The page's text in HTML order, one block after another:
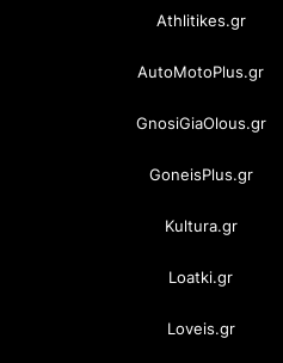
Athlitikes.gr
AutoMotoPlus.gr
GnosiGiaOlous.gr
GoneisPlus.gr
Kultura.gr
Loatki.gr
Loveis.gr